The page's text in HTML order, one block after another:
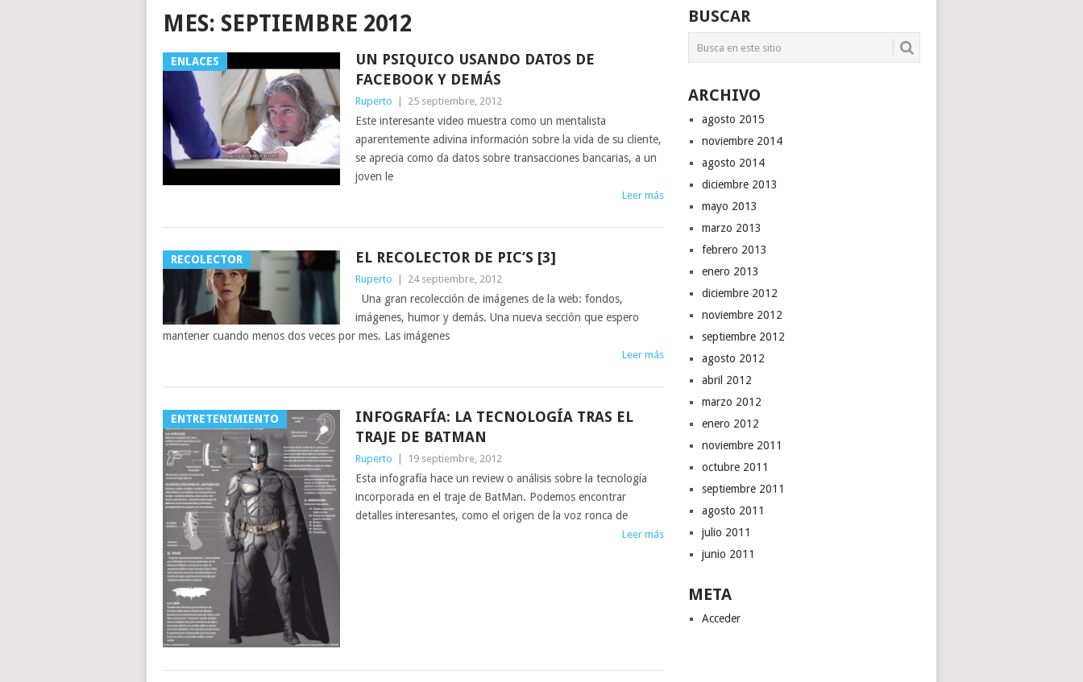
MES: SEPTIEMBRE 2012
ENLACES
UN PSIQUICO USANDO DATOS DE
FACEBOOK Y DEMÁS
Ruperto 25 septiembre, 2012
Este interesante video muestra como un mentalista
aparentemente adivina información sobre la vida de su cliente,
se aprecia como da datos sobre transacciones bancarias, a un
joven le
Leer más
RECOLECTOR EL RECOLECTOR DE PIC’S [3]
Ruperto 24 septiembre, 2012
Una gran recolección de imágenes de la web: fondos,
imágenes, humor y demás. Una nueva sección que espero
mantener cuando menos dos veces por mes. Las imágenes
Leer más
ENTRETENIMIENTO
INFOGRAFÍA: LA TECNOLOGÍA TRAS EL
TRAJE DE BATMAN
Ruperto 19 septiembre, 2012
Esta infografía hace un review o análisis sobre la tecnología
incorporada en el traje de BatMan. Podemos encontrar
detalles interesantes, como el origen de la voz ronca de
Leer más
BUSCAR
ARCHIVO
agosto 2015
noviembre 2014
agosto 2014
diciembre 2013
mayo 2013
marzo 2013
febrero 2013
enero 2013
diciembre 2012
noviembre 2012
septiembre 2012
agosto 2012
abril 2012
marzo 2012
enero 2012
noviembre 2011
octubre 2011
septiembre 2011
agosto 2011
julio 2011
junio 2011
META
Acceder